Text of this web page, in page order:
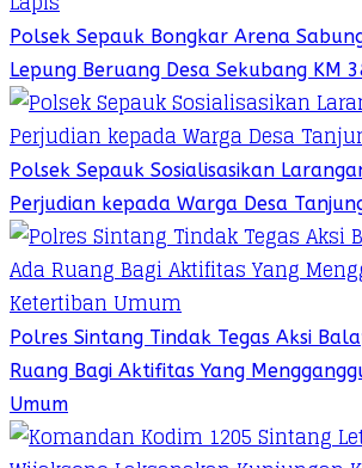
Polsek Sepauk Bongkar Arena
Lepung Beruang Desa Sekubang KM
Polsek Sepauk Sosialisasikan
Perjudian kepada Warga Desa
Polres Sintang Tindak Tegas Aksi
Ruang Bagi Aktifitas Yang
Umum